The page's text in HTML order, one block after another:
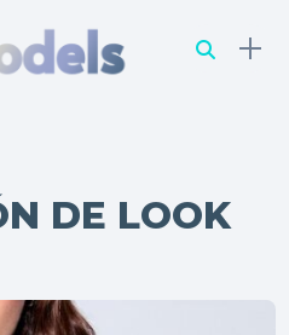
DE LOOK